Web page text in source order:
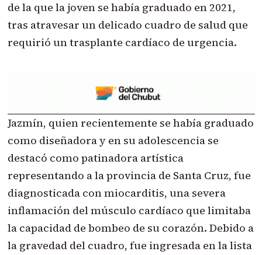
de la que la joven se había graduado en 2021,
tras atravesar un delicado cuadro de salud que
requirió un trasplante cardíaco de urgencia.
Jazmín, quien recientemente se había graduado
como diseñadora y en su adolescencia se
destacó como patinadora artística
representando a la provincia de Santa Cruz, fue
diagnosticada con miocarditis, una severa
inflamación del músculo cardíaco que limitaba
la capacidad de bombeo de su corazón. Debido a
la gravedad del cuadro, fue ingresada en la lista